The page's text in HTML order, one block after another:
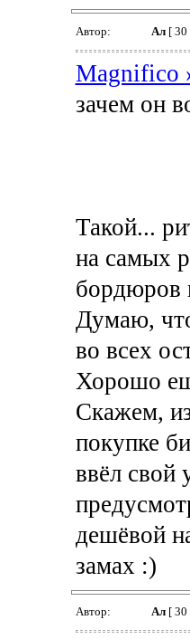
Автор: Ал[ 30
Magnifico
зачем он
Такой...
на самых
бордюров
Думаю,
во всех
Хорошо
Скажем,
покупке
ввёл свой
дешёвой
замах :)
Автор: Ал[ 30